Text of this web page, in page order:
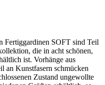
Fertiggardinen SOFT sind Teil
die in acht schönen,
ist. Vorhänge aus
an Kunstfasern schmücken
Zustand ungewollte